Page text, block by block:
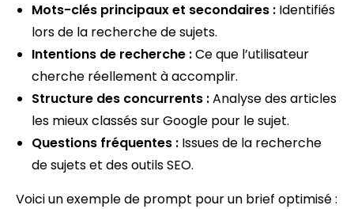
Mots-clés principaux et secondaires : Identifiés
lors de la recherche de sujets.
Intentions de recherche :Ce que l’utilisateur
cherche réellement à accomplir.
Structure des concurrents :Analyse des articles
les mieux classés sur Google pour le sujet.
Questions fréquentes : Issues de la recherche
de sujets et des outils SEO.
Voici un exemple de prompt pour un brief optimisé :